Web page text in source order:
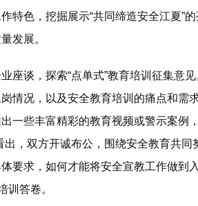
特色，挖掘展示“共同缔造安全江夏”
发展。
座谈，探索“点单式”教育培训征集意见
情况，以及安全教育培训的痛点和需求
一些丰富精彩的教育视频或警示案例
，双方开诚布公，围绕安全教育共同
要求，如何才能将安全宣教工作做到
训答卷。